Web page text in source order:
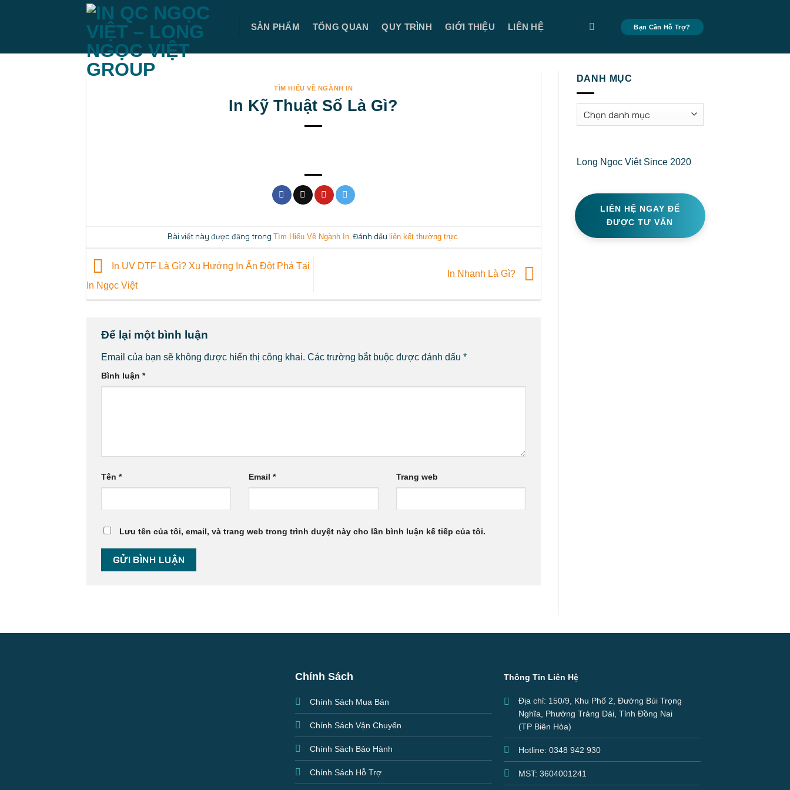
SẢN PHẨM TỔNG QUAN QUY TRÌNH GIỚI THIỆU LIÊN HỆ Bạn Cần Hỗ Trợ?
TÌM HIỂU VỀ NGÀNH IN
In Kỹ Thuật Số Là Gì?
Bài viết này được đăng trong Tìm Hiểu Về Ngành In. Đánh dấu liên kết thường trực
In UV DTF Là Gì? Xu Hướng In Ấn Đột Phá Tại
In Ngọc Việt
In Nhanh Là Gì?
Để lại một bình luận
Email của bạn sẽ không được hiển thị công khai. Các trường bắt buộc được đánh dấu *
Bình luận *
Tên * Email * Trang web
Lưu tên của tôi, email, và trang web trong trình duyệt này cho lần bình luận kế tiếp của tôi.
DANH MỤC
Danh
mục
Long Ngọc Việt Since 2020
LIÊN HỆ NGAY ĐỂ
ĐƯỢC TƯ VẤN
Chính Sách
Chính Sách Mua Bán
Chính Sách Vận Chuyển
Chính Sách Bảo Hành
Chính Sách Hỗ Trợ
Thông Tin Liên Hệ
Địa chỉ: 150/9, Khu Phố 2, Đường Bùi Trọng
Nghĩa, Phường Trảng Dài, Tỉnh Đồng Nai
(TP Biên Hòa)
Hotline: 0348 942 930
MST: 3604001241